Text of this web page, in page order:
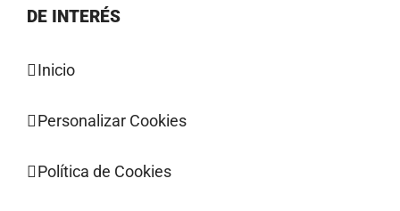
DE INTERÉS
Inicio
Personalizar Cookies
Política de Cookies